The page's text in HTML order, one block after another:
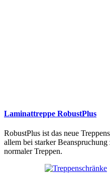
Laminattreppe RobustPlus
RobustPlus ist das neue
allem bei starker
normaler Treppen.